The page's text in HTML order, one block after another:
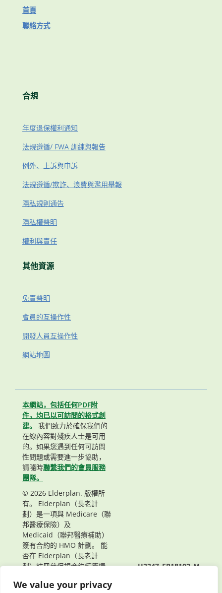
We value your privacy
首頁
聯絡方式
合規
年度退保權利通知
法規遵循/ FWA 訓練與報告
例外、上訴與申訴
法規遵循/欺詐、浪費與濫用舉報
隱私規則通告
隱私權聲明
權利與責任
其他資源
免責聲明
會員的互操作性
開發人員互操作性
網站地圖
本網站，包括任何PDF附
件，均已以可訪問的格式創
建。
我們致力於確保我們的
在線內容對殘疾人士是可用
的。如果您遇到任何可訪問
性問題或需要進一步協助，
請隨時聯繫我們的會員服務
團隊。
© 2026 Elderplan. 版權所
有。 Elderplan（長老計
劃）是一項與 Medicare（聯
邦醫療保險）及
Medicaid（聯邦醫療補助）
簽有合約的 HMO 計劃。 能
否在 Elderplan（長老計
劃）註冊參保視合約續簽情
H3347_EP18102_M